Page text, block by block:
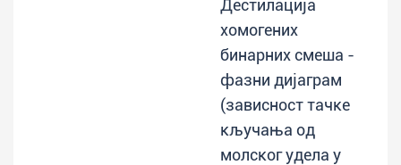
Дестилација
хомогених
бинарних смеша -
фазни дијаграм
(зависност тачке
кључања од
молског удела у